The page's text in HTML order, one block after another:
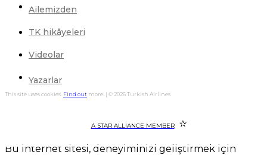
Ailemizden
TK hikâyeleri
Videolar
Yazarlar
This site uses cookies. Find out more. | © 2026 Turkish Airlines
A STAR ALLIANCE MEMBER
Bu internet sitesi, deneyiminizi geliştirmek için